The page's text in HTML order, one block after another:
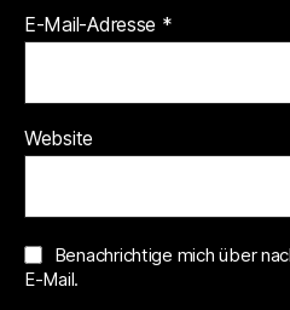
E-Mail-Adresse *
Website
Benachrichtige mich über
E-Mail.